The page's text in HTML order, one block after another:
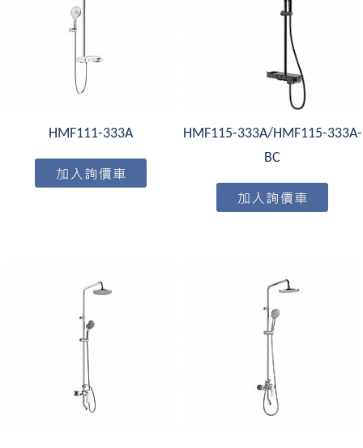
HMF111-333A
HMF115-333A/HMF115-333A-
BC